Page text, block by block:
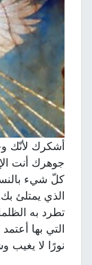
أشكرك لأنّك
جوهرك أنت
كلّ شيء
الذي يمتلئ
تطرد به
التي بها
نورًا لا يغيب